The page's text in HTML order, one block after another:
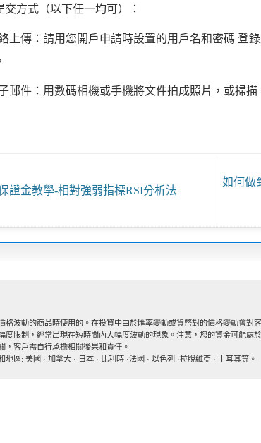
交方式（以下任一均可）：
上傳：請用您開戶申請時設置的用戶名和密碼 登
郵件：用數碼相機或手機將文件拍成照片，或掃描
證金教學-相對強弱指標RSI分析法
如何做
波動的商品時使用的。在投資中由於匯率變動或貨幣對的價格變動會對
限制，經常出現在短時間內大幅度波動的現象。注意，您的資金可能處
，客戶需自行承擔相關後果和責任。
區: 美國 · 加拿大 · 日本 · 比利時 ·法國 · 以色列 ·拉脫維亞 · 土耳其等。